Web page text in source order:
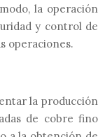
la operación
y control de
operaciones.
la producción
de cobre fino